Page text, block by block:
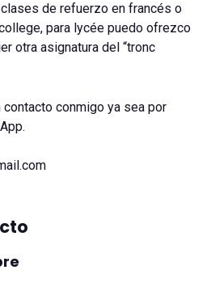
de refuerzo en francés o
para lycée puedo ofrezco
otra asignatura del “tronc
conmigo ya sea por